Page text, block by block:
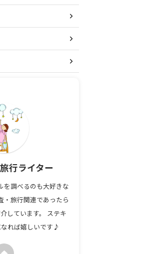
行ライター
を調べるのも大好きな
・旅行関連であったら
しています。 ステキ
れば嬉しいです♪